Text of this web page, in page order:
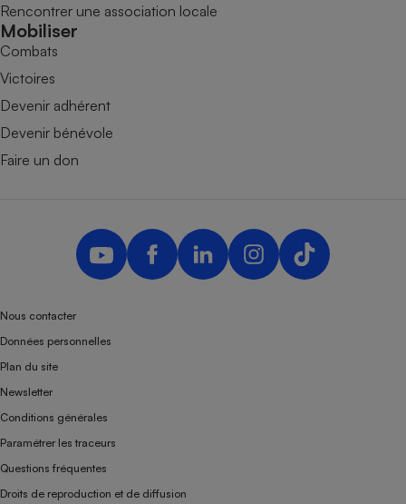
Rencontrer une association locale
Mobiliser
Combats
Victoires
Devenir adhérent
Devenir bénévole
Faire un don
Nous contacter
Données personnelles
Plan du site
Newsletter
Conditions générales
Paramétrer les traceurs
Questions fréquentes
Droits de reproduction et de diffusion